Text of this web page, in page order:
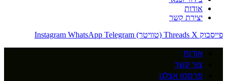
אודות
יצירת קשר
פייסבוק
Threads X (טוויטר) Instagram WhatsApp Telegram
אודות
צור קשר
פרסמו אצלנו